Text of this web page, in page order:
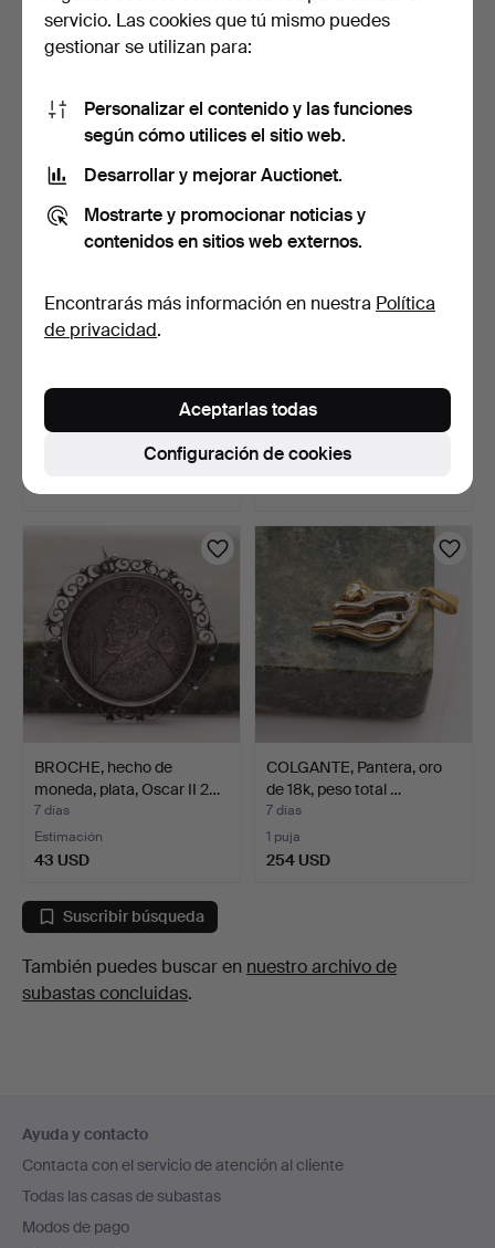
ANILLO y BROCHE,
parcialmente oro de 18k, …
116 USD
COLLIER, metal dorado y
32 USD
PENDIENTES, un par, oro
285 USD
Sävsjö Guldsmeds AB, 1…
1 puja
BROCHE, hecho de
moneda, plata, Oscar II 2…
7 días
Estimación
43 USD
COLGANTE, Pantera, oro
de 18k, peso total …
7 días
1 puja
254 USD
Suscribir búsqueda
También puedes buscar en nuestro archivo de
subastas concluidas.
en
el
pie
Ayuda y contacto
Contacta con el servicio de atención al cliente
Todas las casas de subastas
Modos de pago
servicio. Las cookies que tú mismo puedes
gestionar se utilizan para:
Personalizar el contenido y las funciones
según cómo utilices el sitio web.
Desarrollar y mejorar Auctionet.
Mostrarte y promocionar noticias y
contenidos en sitios web externos.
Encontrarás más información en nuestra Política
de privacidad.
Configuración de cookies
Aceptarlas todas